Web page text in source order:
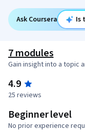
Ask Coursera Is
7 modules
Gain insight into a topic
4.9
25 reviews
Beginner level
No prior experience